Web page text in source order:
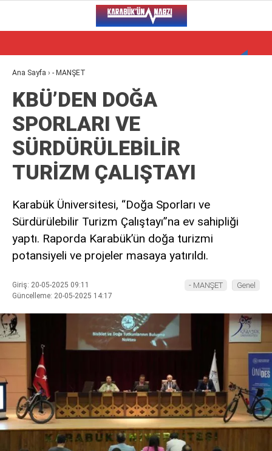
Instagram
Youtube
19°
VİDEO
ALT MANŞET
GÜNCEL
BÖLGEDEN
GENEL
SERVISLER
Ana Sayfa › - MANŞET
KBÜ’DEN DOĞA
SPORLARI VE
SÜRDÜRÜLEBİLİR
TURİZM ÇALIŞTAYI
Karabük Üniversitesi, “Doğa Sporları ve
Sürdürülebilir Turizm Çalıştayı”na ev sahipliği
yaptı. Raporda Karabük’ün doğa turizmi
potansiyeli ve projeler masaya yatırıldı.
Giriş: 20-05-2025 09:11
Güncelleme: 20-05-2025 14:17
- MANŞET Genel